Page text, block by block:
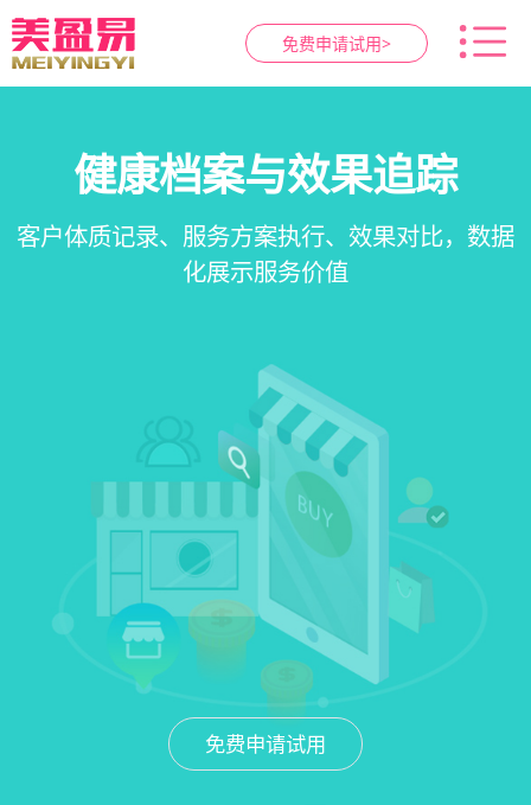
免费申请试用>
智慧养生馆管理系统
一站式解决养生馆预约、服务、会员、财务、营
销全流程数字化管理
免费申请试用
会员营销&锁客
会员积分、套餐定制、精准营销、客户关怀，提
升复购率与客单价
免费申请试用
预约与工位管理
在线预约、智能排班、技师调度、房间/床位状态
一目了然，提升资源利用率
免费申请试用
健康档案与效果追踪
客户体质记录、服务方案执行、效果对比，数据
化展示服务价值
免费申请试用